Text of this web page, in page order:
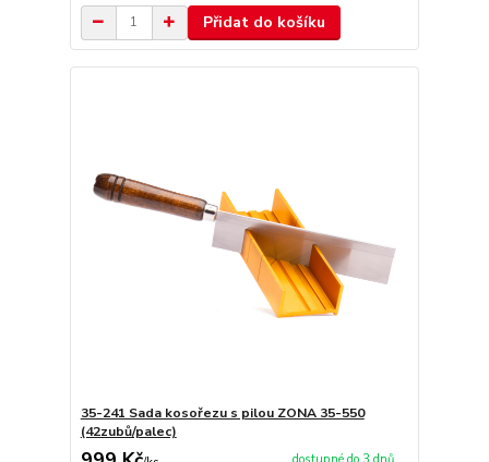
Přidat do košíku
35-241 Sada kosořezu s pilou ZONA 35-550
(42zubů/palec)